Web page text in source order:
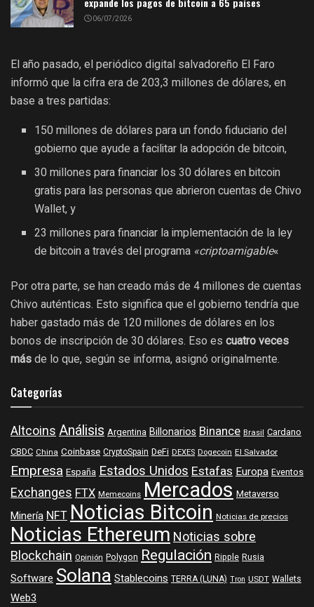
06/07/2026
El año pasado, el periódico digital salvadoreño El Faro
informó que la cifra era de 203,3 millones de dólares, en
base a tres partidas:
150 millones de dólares para un fondo fiduciario del
gobierno que ayude a facilitar la adopción de bitcoin,
30 millones para financiar los 30 dólares en bitcoin
gratis para las personas que abrieron cuentas de Chivo
Wallet, y
23 millones para financiar la implementación de la ley
de bitcoin a través del programa «criptoamigable«
Por otra parte, se han creado más de 4 millones de cuentas
Chivo auténticas. Esto significa que el gobierno tendría que
haber gastado más de 120 millones de dólares en los
bonos de inscripción de 30 dólares. Eso es cuatro veces
más de lo que, según se informa, asignó originalmente.
Categorías
AltcoinsAnálisis Argentina BillonariosBinance Brasil Cardano
CBDC China Coinbase CryptoSpain DeFi DEXES Dogecoin El Salvador
Empresa España Estados UnidosEstafasEuropa Eventos
ExchangesFTX Memecoins Mercados Metaverso
MineríaNFTNoticias Bitcoin Noticias de precios
Noticias EthereumNoticias sobre
Blockchain Opinión Polygon Regulación Ripple Rusia
SoftwareSolanaStablecoins TERRA (LUNA) Tron USDT Wallets
Web3